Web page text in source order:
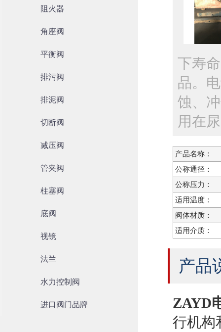
阻火器
角座阀
平衡阀
排污阀
排泥阀
切断阀
减压阀
管夹阀
柱塞阀
底阀
视镜
法兰
水力控制阀
进口阀门品牌
下寿
品。
蚀、
用在
产品名称：
公称通径：
公称压力：
适用温度：
阀体材质：
适用介质：
产品
ZAYD
行机构